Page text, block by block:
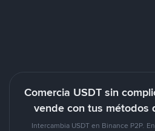
Comercia USDT sin
vende con tus métodos
Intercambia USDT en Binance P2P.